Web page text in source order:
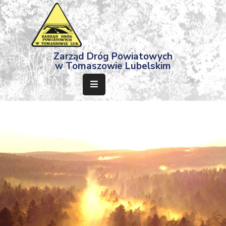
Zarząd Dróg Powiatowych
w Tomaszowie Lubelskim
Strona
Główna
Aktualności
Przetargi
Deklaracja
Dostępności
Kontakt